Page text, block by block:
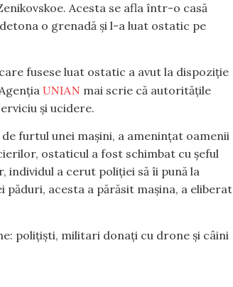
Acesta se afla într-o casă
o grenadă și l-a luat ostatic pe
fusese luat ostatic a avut la dispoziție
UNIAN mai scrie că autoritățile
și ucidere.
furtul unei mașini, a amenințat oamenii
ostaticul a fost schimbat cu șeful
a cerut poliției să îi pună la
acesta a părăsit mașina, a eliberat
polițiști, militari donați cu drone și câini